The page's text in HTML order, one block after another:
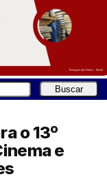
o 13º
e